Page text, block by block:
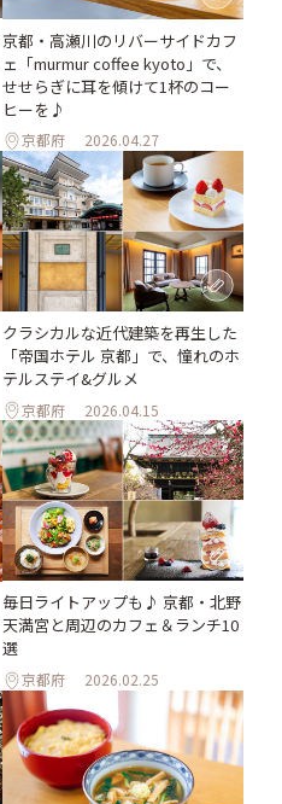
京都・高瀬川のリバーサイドカフ
ェ「murmur coffee kyoto」で、
せせらぎに耳を傾けて1杯のコー
ヒーを♪
京都府 2026.04.27
クラシカルな近代建築を再生した
「帝国ホテル 京都」で、憧れのホ
テルステイ&グルメ
京都府 2026.04.15
毎日ライトアップも♪ 京都・北野
天満宮と周辺のカフェ＆ランチ10
選
京都府 2026.02.25